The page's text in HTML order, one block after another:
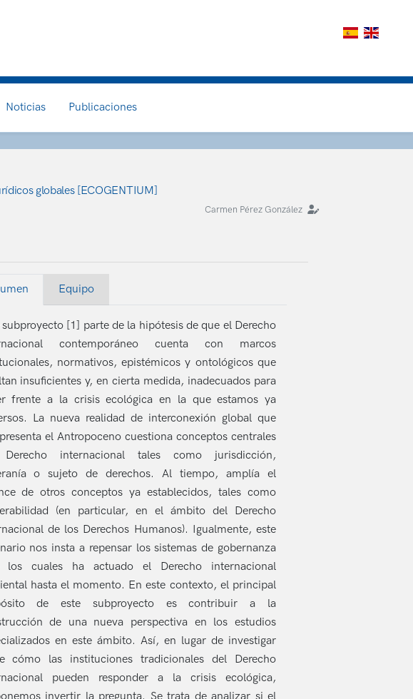
Noticias Publicaciones
globales [ECOGENTIUM]
Carmen Pérez González
Equipo
subproyecto [1] parte de la hipótesis de que el Derecho
contemporáneo cuenta con marcos
normativos, epistémicos y ontológicos que
insuficientes y, en cierta medida, inadecuados para
frente a la crisis ecológica en la que estamos ya
La nueva realidad de interconexión global que
el Antropoceno cuestiona conceptos centrales
internacional tales como jurisdicción,
o sujeto de derechos. Al tiempo, amplía el
de otros conceptos ya establecidos, tales como
(en particular, en el ámbito del Derecho
de los Derechos Humanos). Igualmente, este
nos insta a repensar los sistemas de gobernanza
los cuales ha actuado el Derecho internacional
hasta el momento. En este contexto, el principal
de este subproyecto es contribuir a la
de una nueva perspectiva en los estudios
en este ámbito. Así, en lugar de investigar
cómo las instituciones tradicionales del Derecho
pueden responder a la crisis ecológica,